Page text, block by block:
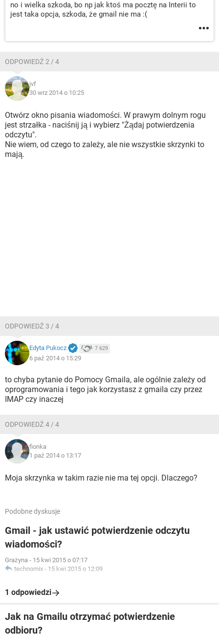
no i wielka szkoda, bo np jak ktoś ma pocztę na Interii to
jest taka opcja, szkoda, że gmail nie ma :(
ODPOWIEDŹ 2 / 4
jvf
30 wrz 2014 o 10:25
Otwórz okno pisania wiadomości. W prawym dolnym rogu
jest strzałka - naciśnij ją i wybierz "Żądaj potwierdzenia
odczytu".
Nie wiem, od czego to zależy, ale nie wszystkie skrzynki to
mają.
ODPOWIEDŹ 3 / 4
Edyta Pukocz 7 629
6 paź 2014 o 15:29
to chyba pytanie do Pomocy Gmaila, ale ogólnie zależy od
oprogramowania i tego jak korzystasz z gmaila czy przez
IMAP czy inaczej
ODPOWIEDŹ 4 / 4
fionka
1 paź 2014 o 13:17
Moja skrzynka w takim razie nie ma tej opcji. Dlaczego?
Podobne dyskusje
Gmail - jak ustawić potwierdzenie odczytu
wiadomości?
Grażyna - 15 kwi 2015 o 07:17
technomix - 15 kwi 2015 o 12:09
1 odpowiedzi
Jak na Gmailu otrzymać potwierdzenie
odbioru?